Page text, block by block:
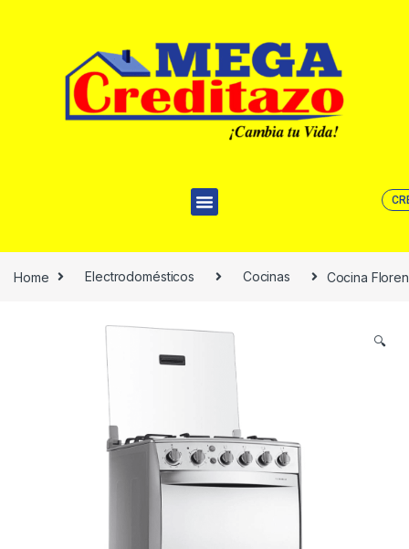
Home Electrodomésticos Cocinas Cocina
🔍